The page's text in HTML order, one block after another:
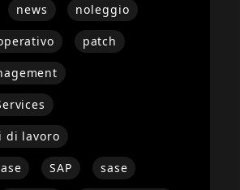
news noleggio
patch
di lavoro
SAP sase